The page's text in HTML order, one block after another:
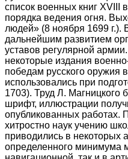
список военных книг
порядка ведения огня.
людей» (8 ноября 1699 г.).
дальнейшим развитием
уставов регулярной
некоторые издания
победам русского оружия
использовались при
1703). Труд Л. Магницкого
шрифт, иллюстрации
опубликованных работах.
хитростно наук учению
приводились в некоторых
определенного минимума